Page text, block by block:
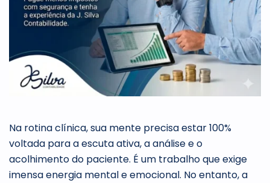
Na rotina clínica, sua mente precisa estar 100%
voltada para a escuta ativa, a análise e o
acolhimento do paciente. É um trabalho que exige
imensa energia mental e emocional. No entanto, a